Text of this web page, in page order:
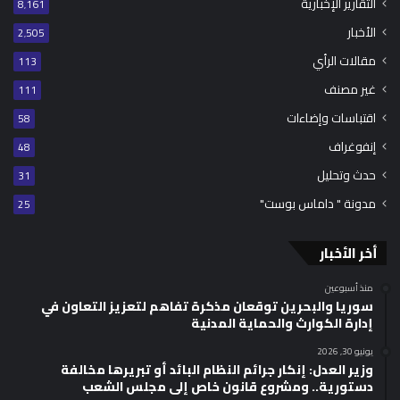
8٬161
الأخبار 2٬505
مقالات الرأي 113
غير مصنف 111
اقتباسات وإضاءات 58
إنفوغراف 48
حدث وتحليل 31
مدونة " داماس بوست" 25
أخر الأخبار
منذ أسبوعين
سوريا والبحرين توقعان مذكرة تفاهم لتعزيز التعاون في
إدارة الكوارث والحماية المدنية
يونيو 30, 2026
وزير العدل: إنكار جرائم النظام البائد أو تبريرها مخالفة
دستورية.. ومشروع قانون خاص إلى مجلس الشعب